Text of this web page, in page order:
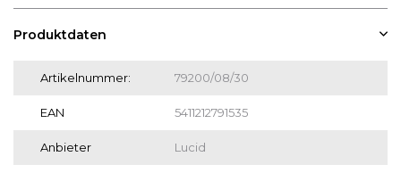
Produktdaten
Artikelnummer: 79200/08/30
EAN 5411212791535
Anbieter Lucid